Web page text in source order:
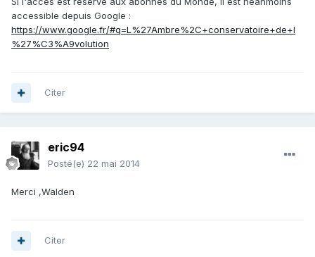
accessible depuis Google :
https://www.google.fr/#q=L%27Ambre%2C+conservatoire+de+l
%27%C3%A9volution
Citer
eric94
Posté(e) 22 mai 2014
Merci ,Walden
Citer